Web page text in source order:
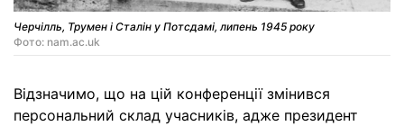
Черчілль, Трумен і Сталін у Потсдамі, липень 1945 року
Фото: nam.ac.uk
Відзначимо, що на цій конференції змінився
персональний склад учасників, адже президент